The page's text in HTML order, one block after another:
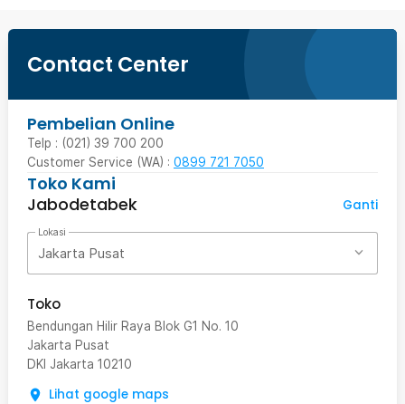
Contact Center
Pembelian Online
Telp : (021) 39 700 200
Customer Service (WA) : 0899 721 7050
Toko Kami
Jabodetabek
Ganti
Lokasi
Jakarta Pusat
Toko
Bendungan Hilir Raya Blok G1 No. 10
Jakarta Pusat
DKI Jakarta 10210
Lihat google maps